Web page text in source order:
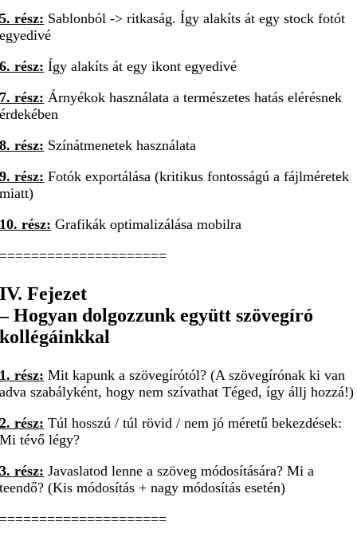
5. rész: Sablonból -> ritkaság. Így alakíts át egy stock fotót
egyedivé
6. rész: Így alakíts át egy ikont egyedivé
7. rész: Árnyékok használata a természetes hatás elérésnek
érdekében
8. rész: Színátmenetek használata
9. rész: Fotók exportálása (kritikus fontosságú a fájlméretek
miatt)
10. rész: Grafikák optimalizálása mobilra
=====================
IV. Fejezet
– Hogyan dolgozzunk együtt szövegíró
kollégáinkkal
1. rész: Mit kapunk a szövegírótól? (A szövegírónak ki van
adva szabályként, hogy nem szívathat Téged, így állj hozzá!)
2. rész: Túl hosszú / túl rövid / nem jó méretű bekezdések:
Mi tévő légy?
3. rész: Javaslatod lenne a szöveg módosítására? Mi a
teendő? (Kis módosítás + nagy módosítás esetén)
=====================